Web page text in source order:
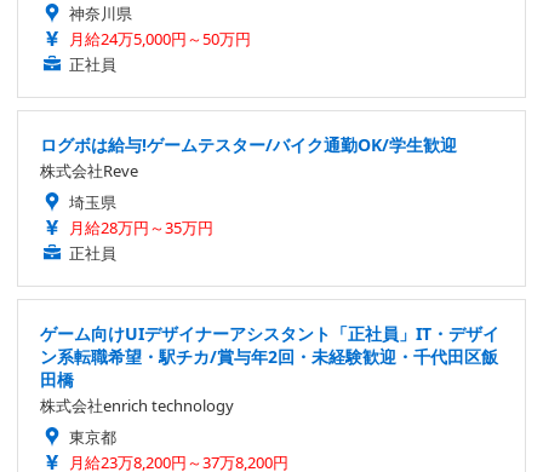
神奈川県
月給24万5,000円～50万円
正社員
ログボは給与!ゲームテスター/バイク通勤OK/学生歓迎
株式会社Reve
埼玉県
月給28万円～35万円
正社員
ゲーム向けUIデザイナーアシスタント「正社員」IT・デザイ
ン系転職希望・駅チカ/賞与年2回・未経験歓迎・千代田区飯
田橋
株式会社enrich technology
東京都
月給23万8,200円～37万8,200円